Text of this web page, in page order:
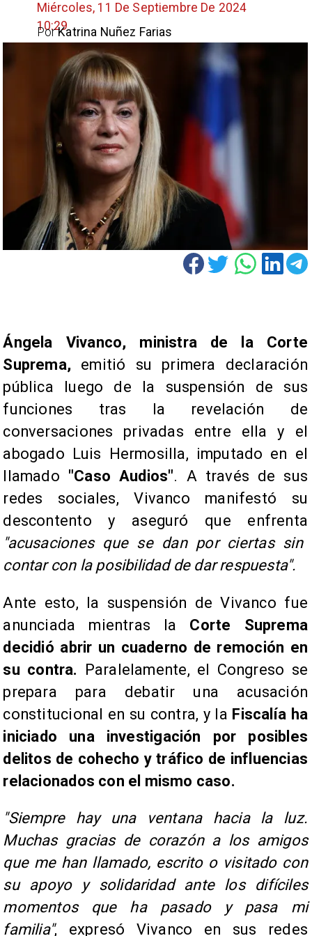
Miércoles, 11 De Septiembre De 2024
10:29Katrina Nuñez Farias
Por
Ángela Vivanco, ministra de la Corte
Suprema, emitió su primera declaración
pública luego de la suspensión de sus
funciones tras la revelación de
conversaciones privadas entre ella y el
abogado Luis Hermosilla, imputado en el
llamado "Caso Audios". A través de sus
redes sociales, Vivanco manifestó su
descontento y aseguró que enfrenta
"acusaciones que se dan por ciertas sin
contar con la posibilidad de dar respuesta".
Ante esto, la suspensión de Vivanco fue
anunciada mientras la Corte Suprema
decidió abrir un cuaderno de remoción en
su contra. Paralelamente, el Congreso se
prepara para debatir una acusación
constitucional en su contra, y la Fiscalía ha
iniciado una investigación por posibles
delitos de cohecho y tráfico de influencias
relacionados con el mismo caso.
"Siempre hay una ventana hacia la luz.
Muchas gracias de corazón a los amigos
que me han llamado, escrito o visitado con
su apoyo y solidaridad ante los difíciles
momentos que ha pasado y pasa mi
familia", expresó Vivanco en sus redes